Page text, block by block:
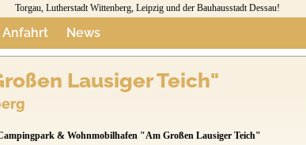
Torgau, Lutherstadt Wittenberg, Leipzig und der Bauhausstadt Dessau!
Anfahrt News
Lausiger Teich"
& Wohnmobilhafen "Am Großen Lausiger Teich"